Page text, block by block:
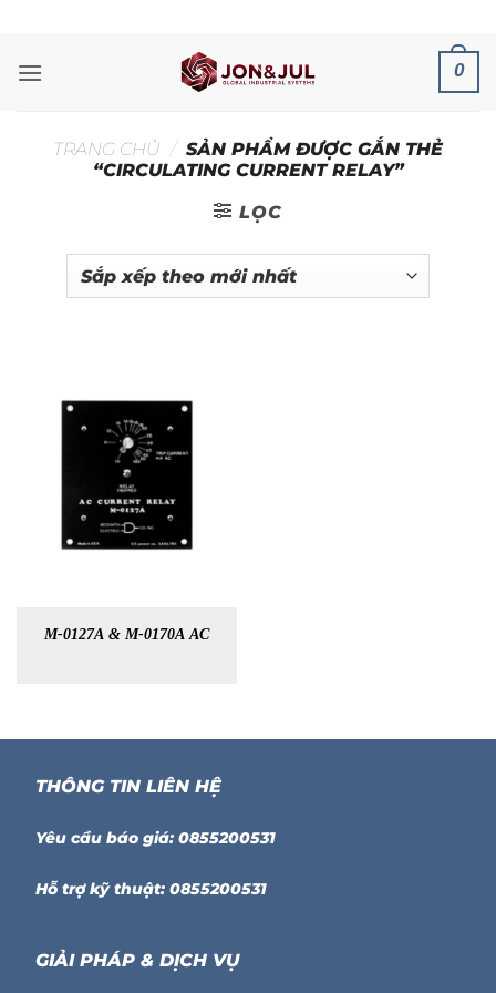
nội
0
TRANG CHỦ / SẢN PHẨM ĐƯỢC GẮN THẺ
“CIRCULATING CURRENT RELAY”
LỌC
M-0127A & M-0170A AC
THÔNG TIN LIÊN HỆ
Yêu cầu báo giá: 0855200531
Hỗ trợ kỹ thuật: 0855200531
GIẢI PHÁP & DỊCH VỤ